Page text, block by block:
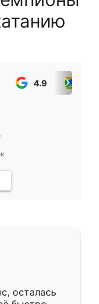
4.9
осталась